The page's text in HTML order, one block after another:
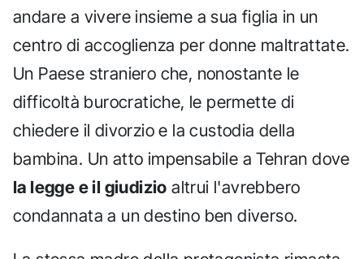
andare a vivere insieme a sua figlia in un
centro di accoglienza per donne maltrattate.
Un Paese straniero che, nonostante le
difficoltà burocratiche, le permette di
chiedere il divorzio e la custodia della
bambina. Un atto impensabile a Tehran dove
la legge e il giudizio altrui l'avrebbero
condannata a un destino ben diverso.